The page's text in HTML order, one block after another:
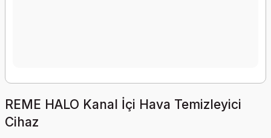
REME HALO Kanal İçi Hava Temizleyici
Cihaz